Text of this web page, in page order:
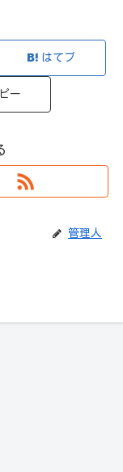
はてブ
ー
管理人